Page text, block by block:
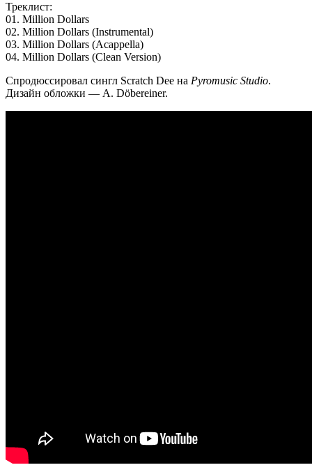
Треклист:
01. Million Dollars
02. Million Dollars (Instrumental)
03. Million Dollars (Acappella)
04. Million Dollars (Clean Version)
Спродюссировал сингл Scratch Dee на Pyromusic Studio.
Дизайн обложки — A. Döbereiner.